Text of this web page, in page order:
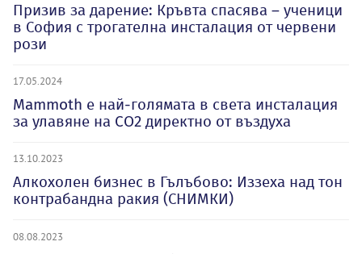
Призив за дарение: Кръвта спасява – ученици
в София с трогателна инсталация от червени
рози
17.05.2024
Mammoth е най-голямата в света инсталация
за улавяне на CO2 директно от въздуха
13.10.2023
Алкохолен бизнес в Гълъбово: Иззеха над тон
контрабандна ракия (СНИМКИ)
08.08.2023